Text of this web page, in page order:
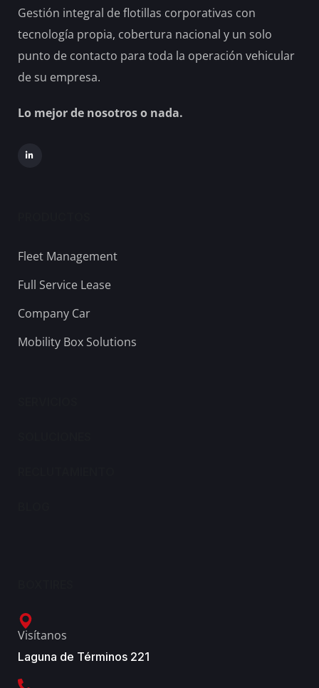
Gestión integral de flotillas corporativas con
tecnología propia, cobertura nacional y un solo
punto de contacto para toda la operación vehicular
de su empresa.
Lo mejor de nosotros o nada.
Fleet Management
Full Service Lease
Company Car
Mobility Box Solutions
Visítanos
Laguna de Términos 221